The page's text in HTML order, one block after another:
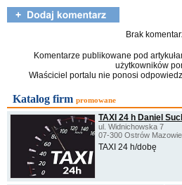
Brak
Komentarze publikowane pod
użytkowników
Właściciel portalu nie ponosi
Katalog firm promowane
TAXI 24 h Daniel
ul. Widnichowska 7
07-300 Ostrów
TAXI 24 h/dobę